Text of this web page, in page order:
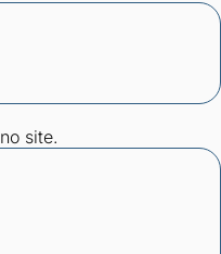
site.